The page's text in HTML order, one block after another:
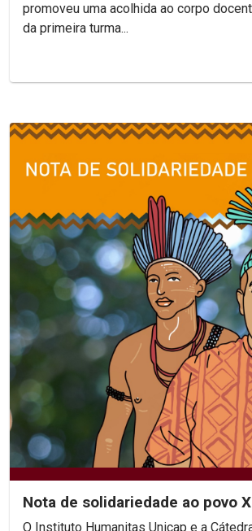
promoveu uma acolhida ao corpo
da primeira turma...
Nota de solidariedade ao povo
O Instituto Humanitas Unicap e a